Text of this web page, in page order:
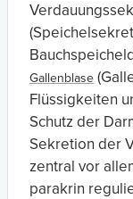
Gallenblase
Flüssigkeiten
Schutz der
Sekretion der
zentral vor
parakrin